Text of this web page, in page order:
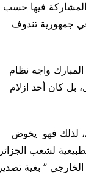
المشاركة فيها حسب
جمهورية تندوف
واجه نظام
بل كان أحد ازلام
لذلك فهو يخوض
لشعب الجزائر
” بغية تصدير